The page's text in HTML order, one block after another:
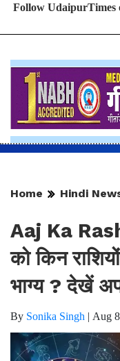
Follow UdaipurTimes
Home Hindi
Aaj Ka
को किन
भाग्य ? देखें
By Sonika Singh | Aug